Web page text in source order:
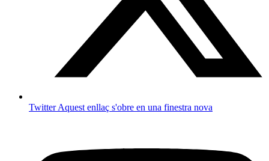
TwitterAquest enllaç s'obre en una finestra nova